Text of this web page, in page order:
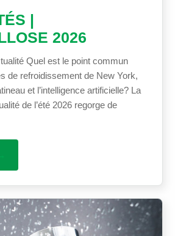
|
2026
Quel est le point commun
de refroidissement de New York,
et l’intelligence artificielle? La
de l’été 2026 regorge de